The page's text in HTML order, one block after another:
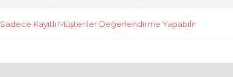
Sadece Kayıtlı Müşteriler Değerlendirme Yapabilir